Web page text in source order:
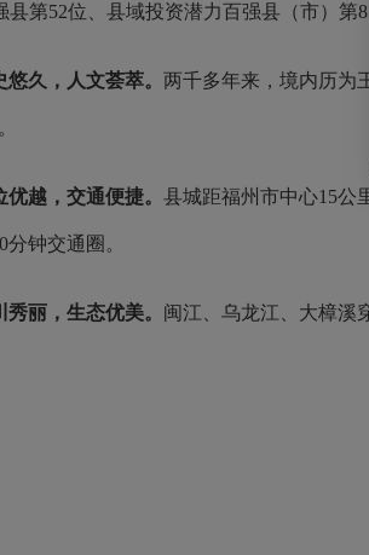
县第52位、县域投资潜力百强县（市）第
悠久，人文荟萃。 两千多年来，境内历为
优越，交通便捷。 县城距福州市中心15公
分钟交通圈。
秀丽，生态优美。 闽江、乌龙江、大樟溪